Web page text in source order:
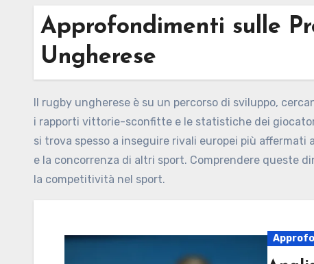
Approfondimenti sulle
Ungherese
Il rugby ungherese è su un percorso di sviluppo,
i rapporti vittorie-sconfitte e le statistiche dei
si trova spesso a inseguire rivali europei più
e la concorrenza di altri sport. Comprendere queste
la competitività nel sport.